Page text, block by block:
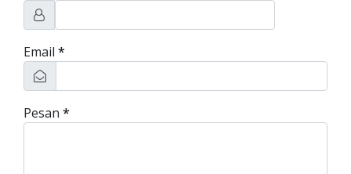
Email *
Pesan *